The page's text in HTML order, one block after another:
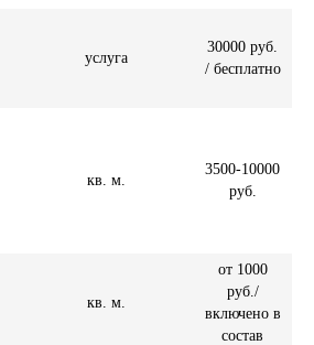
услуга
30000 руб.
/ бесплатно
кв. м.
3500-10000
руб.
кв. м.
от 1000
руб./
включено в
состав